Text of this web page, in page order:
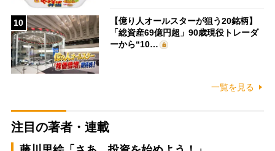
10
【億り人オールスターが狙う20銘柄】
「総資産69億円超」90歳現役トレーダ
ーから“10…
一覧を見る
注目の著者・連載